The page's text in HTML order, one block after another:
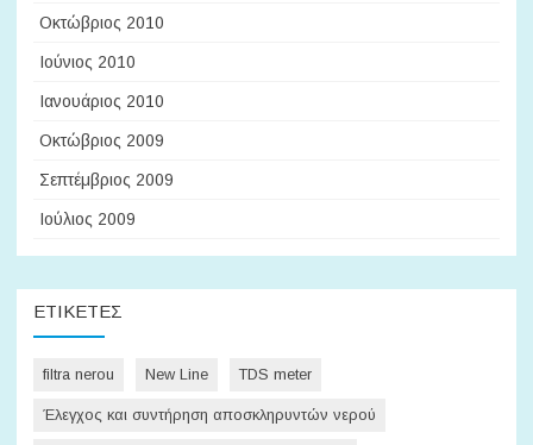
Οκτώβριος 2010
Ιούνιος 2010
Ιανουάριος 2010
Οκτώβριος 2009
Σεπτέμβριος 2009
Ιούλιος 2009
ΕΤΙΚΈΤΕΣ
filtra nerou New Line TDS meter
Έλεγχος και συντήρηση αποσκληρυντών νερού